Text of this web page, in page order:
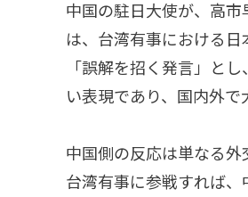
中国の駐日大使が、高
は、台湾有事における
「誤解を招く発言」と
い表現であり、国内外で
中国側の反応は単なる
台湾有事に参戦すれば